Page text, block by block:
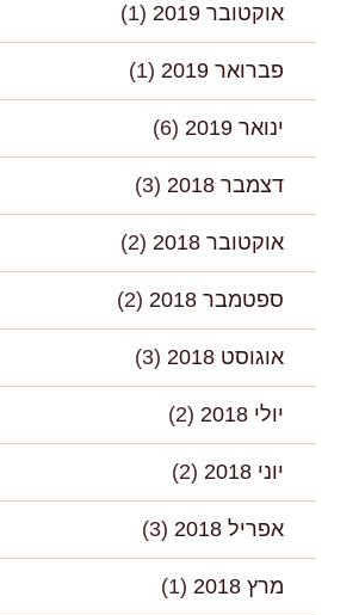
אוקטובר 2019 (1)
פברואר 2019 (1)
ינואר 2019 (6)
דצמבר 2018 (3)
אוקטובר 2018 (2)
ספטמבר 2018 (2)
אוגוסט 2018 (3)
יולי 2018 (2)
יוני 2018 (2)
אפריל 2018 (3)
מרץ 2018 (1)